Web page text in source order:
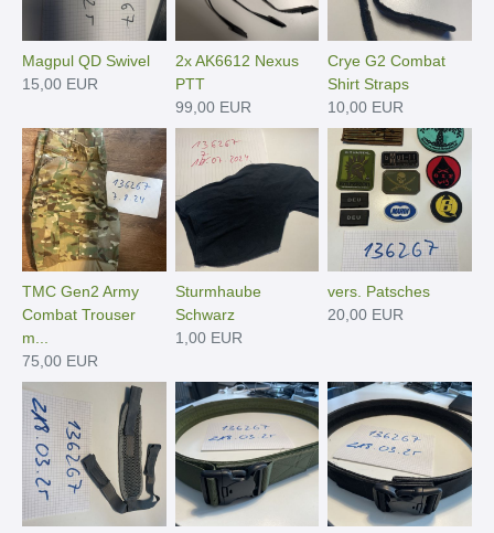
Magpul QD Swivel
15,00 EUR
2x AK6612 Nexus
PTT
99,00 EUR
Crye G2 Combat
Shirt Straps
10,00 EUR
TMC Gen2 Army
Combat Trouser
m...
75,00 EUR
Sturmhaube
Schwarz
1,00 EUR
vers. Patsches
20,00 EUR